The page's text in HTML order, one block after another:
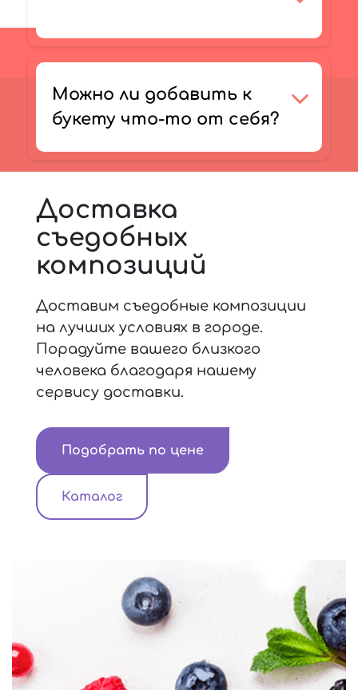
Можно ли добавить к
букету что-то от себя?
Доставка
съедобных
композиций
Доставим съедобные композиции
на лучших условиях в городе.
Порадуйте вашего близкого
человека благодаря нашему
сервису доставки.
Подобрать по цене
Каталог